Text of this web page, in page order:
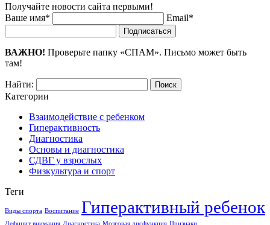
Получайте новости сайта первыми!
Ваше имя*
Email*
Подписаться
ВАЖНО! Проверьте папку «СПАМ». Письмо может быть
там!
Найти:
Категории
Взаимодействие с ребенком
Гиперактивность
Диагностика
Основы и диагностика
СДВГ у взрослых
Физкультура и спорт
Теги
Виды спорта Воспитание Гиперактивный ребенок
Дефицит внимания Диагностика Мозговая дисфункция Признаки